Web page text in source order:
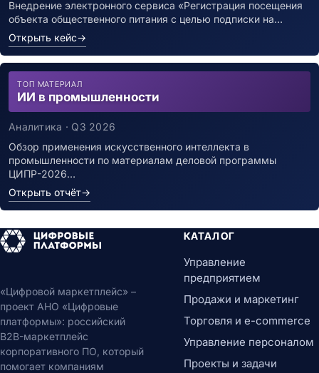
Внедрение электронного сервиса «Регистрация посещения
объекта общественного питания с целью подписки на…
Открыть кейс→
ТОП МАТЕРИАЛ
ИИ в промышленности
Аналитика · Q3 2026
Обзор применения искусственного интеллекта в
промышленности по материалам деловой программы
ЦИПР-2026…
Открыть отчёт→
«Цифровой маркетплейс» –
проект АНО «Цифровые
платформы»: российский
B2B-маркетплейс
корпоративного ПО, который
помогает компаниям
КАТАЛОГ
Управление
предприятием
Продажи и маркетинг
Торговля и e-commerce
Управление персоналом
Проекты и задачи